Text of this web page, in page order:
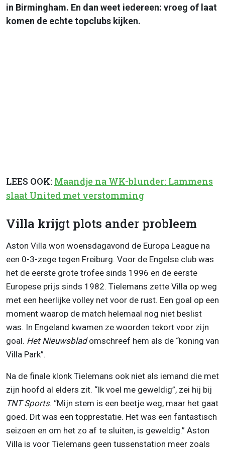
in Birmingham. En dan weet iedereen: vroeg of laat
komen de echte topclubs kijken.
LEES OOK: Maandje na WK-blunder: Lammens
slaat United met verstomming
Villa krijgt plots ander probleem
Aston Villa won woensdagavond de Europa League na
een 0-3-zege tegen Freiburg. Voor de Engelse club was
het de eerste grote trofee sinds 1996 en de eerste
Europese prijs sinds 1982. Tielemans zette Villa op weg
met een heerlijke volley net voor de rust. Een goal op een
moment waarop de match helemaal nog niet beslist
was. In Engeland kwamen ze woorden tekort voor zijn
goal. Het Nieuwsbladomschreef hem als de “koning van
Villa Park”.
Na de finale klonk Tielemans ook niet als iemand die met
zijn hoofd al elders zit. “Ik voel me geweldig”, zei hij bij
TNT Sports. “Mijn stem is een beetje weg, maar het gaat
goed. Dit was een topprestatie. Het was een fantastisch
seizoen en om het zo af te sluiten, is geweldig.” Aston
Villa is voor Tielemans geen tussenstation meer zoals